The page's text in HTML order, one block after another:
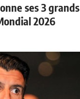
ses 3 grands
2026